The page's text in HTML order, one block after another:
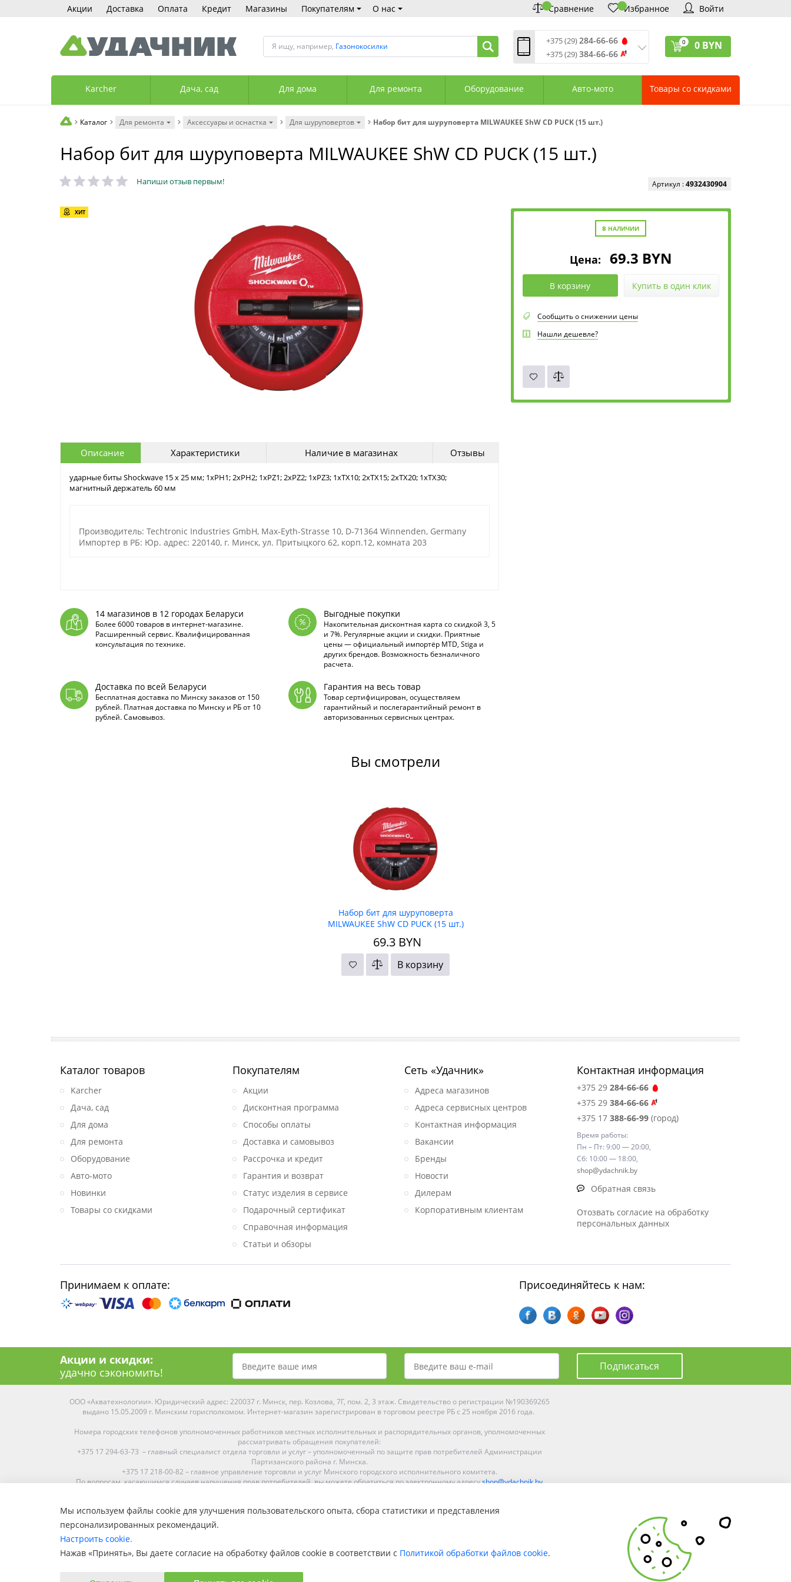
Акции Доставка Оплата Кредит Магазины Покупателям О нас Сравнение Избранное Войти
Я ищу, например, Газонокосилки +375 (29)284-66-66
+375 (29)384-66-66
Сб: 10:00—18:00
+375 (17) 388-66-33
Магазины «Удачник»
Адреса СЦ «Удачник»
0 0 BYN
Karcher Дача, сад Для дома Для ремонта Оборудование Авто-мото Товары со скидками
Каталог Для ремонта Аксессуары и оснастка Для шуруповертов Набор бит для шуруповерта MILWAUKEE ShW CD PUCK (15 шт.)
Набор бит для шуруповерта MILWAUKEE ShW CD PUCK (15 шт.)
Напиши отзыв первым!
ХИТ
Артикул :4932430904
В НАЛИЧИИ
Цена: 69.3 BYN
В корзину Купить в один клик
Сообщить о снижении цены
Нашли дешевле?
Описание Характеристики Наличие в магазинах Отзывы
ударные биты Shockwave 15 х 25 мм; 1хPH1; 2xPH2; 1xPZ1; 2xPZ2; 1xPZ3; 1xTX10; 2xTX15; 2xTX20; 1xTX30;
магнитный держатель 60 мм
Производитель: Techtronic Industries GmbH, Max-Eyth-Strasse 10, D-71364 Winnenden, Germany
Импортер в РБ: Юр. адрес: 220140, г. Минск, ул. Притыцкого 62, корп.12, комната 203
14 магазинов в 12 городах Беларуси
Более 6000 товаров в интернет-магазине.
Расширенный сервис. Квалифицированная
консультация по технике.
Выгодные покупки
Накопительная дисконтная карта со скидкой 3, 5
и 7%. Регулярные акции и скидки. Приятные
цены — официальный импортёр MTD, Stiga и
других брендов. Возможность безналичного
расчета.
Доставка по всей Беларуси
Бесплатная доставка по Минску заказов от 150
рублей. Платная доставка по Минску и РБ от 10
рублей. Самовывоз.
Гарантия на весь товар
Товар сертифицирован, осуществляем
гарантийный и послегарантийный ремонт в
авторизованных сервисных центрах.
Вы смотрели
Набор бит для шуруповерта
MILWAUKEE ShW CD PUCK (15 шт.)
69.3 BYN
В корзину
Каталог товаров
Karcher
Дача, сад
Для дома
Для ремонта
Оборудование
Авто-мото
Новинки
Товары со скидками
Покупателям
Акции
Дисконтная программа
Способы оплаты
Доставка и самовывоз
Рассрочка и кредит
Гарантия и возврат
Статус изделия в сервисе
Подарочный сертификат
Справочная информация
Статьи и обзоры
Сеть «Удачник»
Адреса магазинов
Адреса сервисных центров
Контактная информация
Вакансии
Бренды
Новости
Дилерам
Корпоративным клиентам
Контактная информация
+375 29 284-66-66
+375 29 384-66-66
+375 17 388-66-99(город)
Время работы:
Пн – Пт: 9:00 — 20:00,
Сб: 10:00 — 18:00,
shop@ydachnik.by
Обратная связь
Отозвать согласие на обработку
персональных данных
Принимаем к оплате: Присоединяйтесь к нам:
Акции и скидки:
удачно сэкономить!
Подписаться
ООО «Акватехнологии». Юридический адрес: 220037 г. Минск, пер. Козлова, 7Г, пом. 2, 3 этаж. Свидетельство о регистрации №190369265
выдано 15.05.2009 г. Минским горисполкомом. Интернет-магазин зарегистрирован в торговом реестре РБ с 25 ноября 2016 года.
Номера городских телефонов уполномоченных работников местных исполнительных и распорядительных органов, уполномоченных
рассматривать обращения покупателей:
+375 17 294-63-73 – главный специалист отдела торговли и услуг – уполномоченный по защите прав потребителей Администрации
Партизанского района г. Минска.
+375 17 218-00-82 – главное управление торговли и услуг Минского городского исполнительного комитета.
По вопросам, касающимся случаев нарушения прав потребителей, вы можете обратиться по электронному адресуshop@ydachnik.by
Средняя оценка:4.9 из5на основании голосования10наших покупателей
Наши магазины представлены в Минске, Бресте, Витебске, Гомеле, Гродно, Могилеве, Бобруйске, Барановичах, Молодечно, Новополоцке,
Мы используем файлы cookie для улучшения пользовательского опыта, сбора статистики и представления
персонализированных рекомендаций.
Настроить cookie.
Нажав «Принять», Вы даете согласие на обработку файлов cookie в соответствии с Политикой обработки файлов cookie.